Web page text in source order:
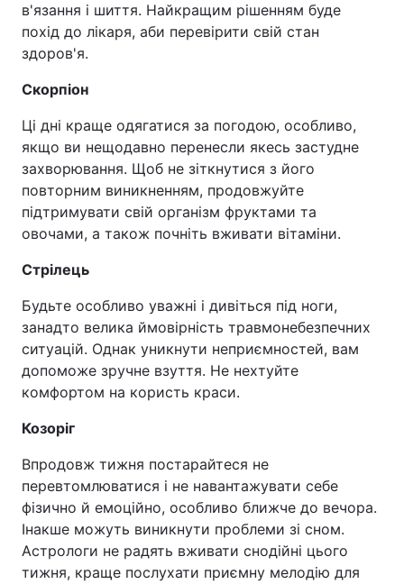
в'язання і шиття. Найкращим рішенням буде
похід до лікаря, аби перевірити свій стан
здоров'я.
Скорпіон
Ці дні краще одягатися за погодою, особливо,
якщо ви нещодавно перенесли якесь застудне
захворювання. Щоб не зіткнутися з його
повторним виникненням, продовжуйте
підтримувати свій організм фруктами та
овочами, а також почніть вживати вітаміни.
Стрілець
Будьте особливо уважні і дивіться під ноги,
занадто велика ймовірність травмонебезпечних
ситуацій. Однак уникнути неприємностей, вам
допоможе зручне взуття. Не нехтуйте
комфортом на користь краси.
Козоріг
Впродовж тижня постарайтеся не
перевтомлюватися і не навантажувати себе
фізично й емоційно, особливо ближче до вечора.
Інакше можуть виникнути проблеми зі сном.
Астрологи не радять вживати снодійні цього
тижня, краще послухати приємну мелодію для